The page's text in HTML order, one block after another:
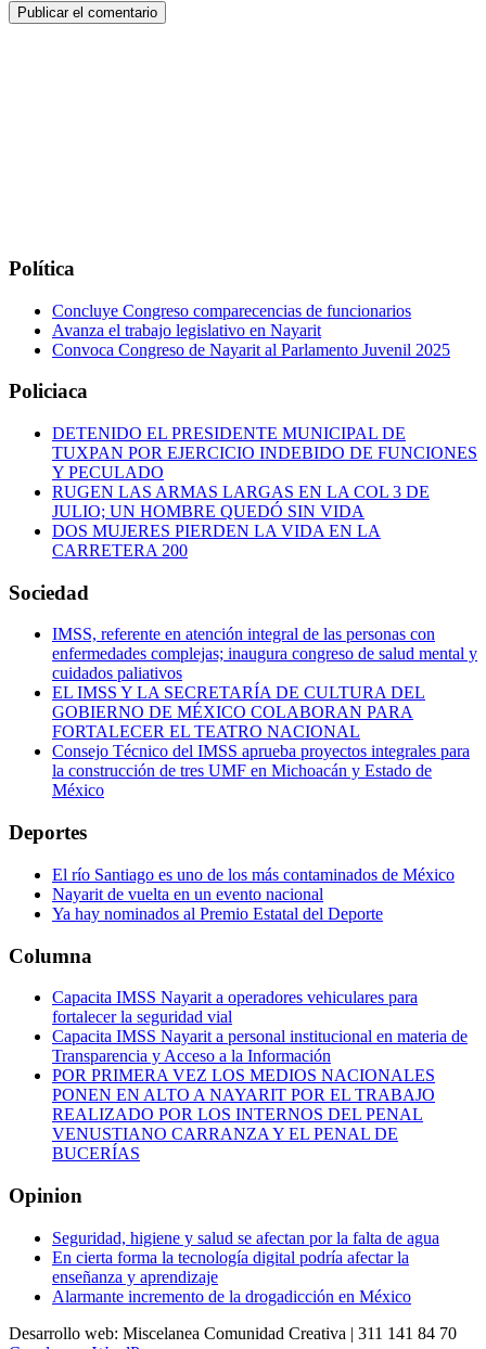
Política
Concluye Congreso comparecencias de funcionarios
Avanza el trabajo legislativo en Nayarit
Convoca Congreso de Nayarit al Parlamento Juvenil 2025
Policiaca
DETENIDO EL PRESIDENTE MUNICIPAL DE
TUXPAN POR EJERCICIO INDEBIDO DE FUNCIONES
Y PECULADO
RUGEN LAS ARMAS LARGAS EN LA COL 3 DE
JULIO; UN HOMBRE QUEDÓ SIN VIDA
DOS MUJERES PIERDEN LA VIDA EN LA
CARRETERA 200
Sociedad
IMSS, referente en atención integral de las personas con
enfermedades complejas; inaugura congreso de salud mental y
cuidados paliativos
EL IMSS Y LA SECRETARÍA DE CULTURA DEL
GOBIERNO DE MÉXICO COLABORAN PARA
FORTALECER EL TEATRO NACIONAL
Consejo Técnico del IMSS aprueba proyectos integrales para
la construcción de tres UMF en Michoacán y Estado de
México
Deportes
El río Santiago es uno de los más contaminados de México
Nayarit de vuelta en un evento nacional
Ya hay nominados al Premio Estatal del Deporte
Columna
Capacita IMSS Nayarit a operadores vehiculares para
fortalecer la seguridad vial
Capacita IMSS Nayarit a personal institucional en materia de
Transparencia y Acceso a la Información
POR PRIMERA VEZ LOS MEDIOS NACIONALES
PONEN EN ALTO A NAYARIT POR EL TRABAJO
REALIZADO POR LOS INTERNOS DEL PENAL
VENUSTIANO CARRANZA Y EL PENAL DE
BUCERÍAS
Opinion
Seguridad, higiene y salud se afectan por la falta de agua
En cierta forma la tecnología digital podría afectar la
enseñanza y aprendizaje
Alarmante incremento de la drogadicción en México
Desarrollo web: Miscelanea Comunidad Creativa | 311 141 84 70